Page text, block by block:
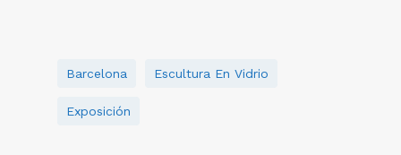
Barcelona Escultura En Vidrio
Exposición